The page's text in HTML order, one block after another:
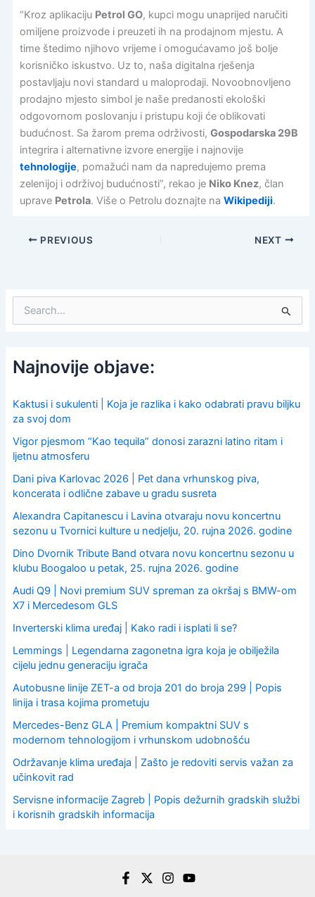
“Kroz aplikaciju Petrol GO, kupci mogu unaprijed naručiti
omiljene proizvode i preuzeti ih na prodajnom mjestu. A
time štedimo njihovo vrijeme i omogućavamo još bolje
korisničko iskustvo. Uz to, naša digitalna rješenja
postavljaju novi standard u maloprodaji. Novoobnovljeno
prodajno mjesto simbol je naše predanosti ekološki
odgovornom poslovanju i pristupu koji će oblikovati
budućnost. Sa žarom prema održivosti, Gospodarska 29B
integrira i alternativne izvore energije i najnovije
tehnologije, pomažući nam da napredujemo prema
zelenijoj i održivoj budućnosti”, rekao je Niko Knez, član
uprave Petrola. Više o Petrolu doznajte na Wikipediji.
PREVIOUS NEXT
c
h
o
r
Najnovije objave:
Kaktusi i sukulenti | Koja je razlika i kako odabrati pravu biljku
za svoj dom
Vigor pjesmom “Kao tequila” donosi zarazni latino ritam i
ljetnu atmosferu
Dani piva Karlovac 2026 | Pet dana vrhunskog piva,
koncerata i odlične zabave u gradu susreta
Alexandra Capitanescu i Lavina otvaraju novu koncertnu
sezonu u Tvornici kulture u nedjelju, 20. rujna 2026. godine
Dino Dvornik Tribute Band otvara novu koncertnu sezonu u
klubu Boogaloo u petak, 25. rujna 2026. godine
Audi Q9 | Novi premium SUV spreman za okršaj s BMW-om
X7 i Mercedesom GLS
Inverterski klima uređaj | Kako radi i isplati li se?
Lemmings | Legendarna zagonetna igra koja je obilježila
cijelu jednu generaciju igrača
Autobusne linije ZET-a od broja 201 do broja 299 | Popis
linija i trasa kojima prometuju
Mercedes-Benz GLA | Premium kompaktni SUV s
modernom tehnologijom i vrhunskom udobnošću
Održavanje klima uređaja | Zašto je redoviti servis važan za
učinkovit rad
Servisne informacije Zagreb | Popis dežurnih gradskih službi
i korisnih gradskih informacija